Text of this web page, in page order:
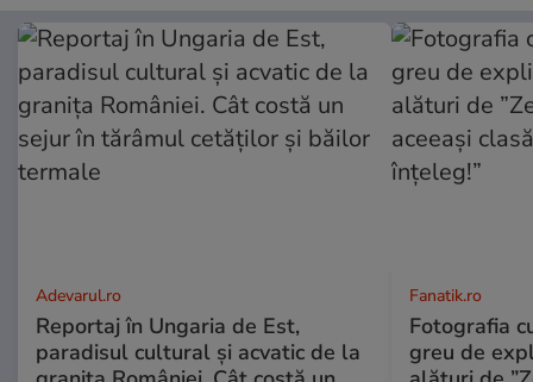
Adevarul.ro
Reportaj în Ungaria de Est,
paradisul cultural și acvatic de la
Fanatik.ro
Fotografia
greu de